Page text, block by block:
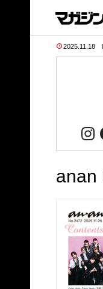
2025.11.18
anan